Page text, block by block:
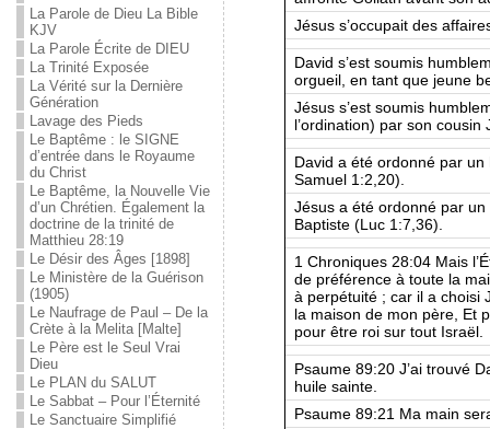
La Parole de Dieu La Bible
KJV
La Parole Écrite de DIEU
La Trinité Exposée
La Vérité sur la Dernière
Génération
Lavage des Pieds
Le Baptême : le SIGNE
d’entrée dans le Royaume
du Christ
Le Baptême, la Nouvelle Vie
d’un Chrétien. Également la
doctrine de la trinité de
Matthieu 28:19
Le Désir des Âges [1898]
Le Ministère de la Guérison
(1905)
Le Naufrage de Paul – De la
Crète à la Melita [Malte]
Le Père est le Seul Vrai
Dieu
Le PLAN du SALUT
Le Sabbat – Pour l’Éternité
Le Sanctuaire Simplifié
Jésus s’occupait des
David s’est soumis
orgueil, en tant que jeune
Jésus s’est soumis
l’ordination) par son
David a été ordonné par
Samuel 1:2,20).
Jésus a été ordonné par
Baptiste (Luc 1:7,36).
1 Chroniques 28:04 Mais
de préférence à toute la
à perpétuité ; car il a choisi
la maison de mon père, Et
pour être roi sur tout Israël.
Psaume 89:20 J’ai trouvé
huile sainte.
Psaume 89:21 Ma main